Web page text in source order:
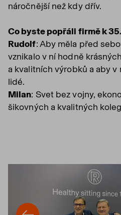
náročnější než kdy dřív.
Co byste popřáli firmě k
Rudolf: Aby měla před
vznikalo v ní hodně
a kvalitních výrobků a aby
lidé.
Milan: Svet bez vojny,
šikovných a kvalitných